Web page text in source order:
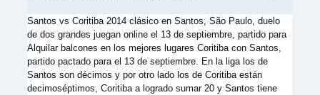
Santos vs Coritiba 2014 clásico en Santos, São Paulo, duelo
de dos grandes juegan online el 13 de septiembre, partido para
Alquilar balcones en los mejores lugares Coritiba con Santos,
partido pactado para el 13 de septiembre. En la liga los de
Santos son décimos y por otro lado los de Coritiba están
decimoséptimos, Coritiba a logrado sumar 20 y Santos tiene